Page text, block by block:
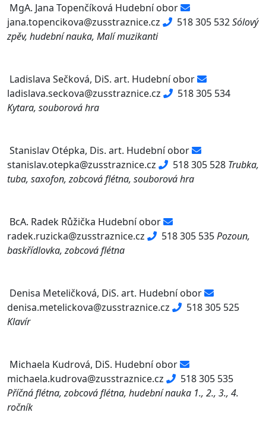
MgA. Jana Topenčíková Hudební obor
jana.topencikova@zusstraznice.cz
518 305 532Sólový
zpěv, hudební nauka, Malí muzikanti
Ladislava Sečková, DiS. art. Hudební obor
ladislava.seckova@zusstraznice.cz
518 305 534
Kytara, souborová hra
Stanislav Otépka, Dis. art. Hudební obor
stanislav.otepka@zusstraznice.cz
518 305 528 Trubka,
tuba, saxofon, zobcová flétna, souborová hra
BcA. Radek Růžička Hudební obor
radek.ruzicka@zusstraznice.cz
518 305 535Pozoun,
baskřídlovka, zobcová flétna
Denisa Meteličková, DiS. art. Hudební obor
denisa.metelickova@zusstraznice.cz
518 305 525
Klavír
Michaela Kudrová, DiS. Hudební obor
michaela.kudrova@zusstraznice.cz
518 305 535
Příčná flétna, zobcová flétna, hudební nauka 1., 2., 3., 4.
ročník